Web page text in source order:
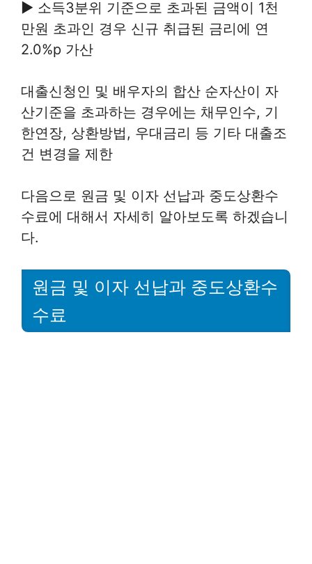
▶ 소득3분위 기준으로 초과된 금액이 1천
만원 초과인 경우 신규 취급된 금리에 연
2.0%p 가산
대출신청인 및 배우자의 합산 순자산이 자
산기준을 초과하는 경우에는 채무인수, 기
한연장, 상환방법, 우대금리 등 기타 대출조
건 변경을 제한
다음으로 원금 및 이자 선납과 중도상환수
수료에 대해서 자세히 알아보도록 하겠습니
다.
원금 및 이자 선납과 중도상환수
수료